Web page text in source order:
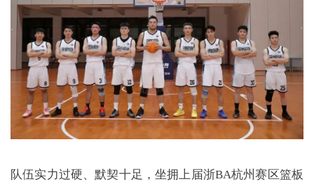
队伍实力过硬、默契十足，坐拥上届浙BA杭州赛区篮板